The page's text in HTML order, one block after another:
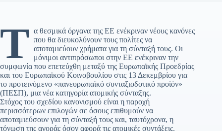
Τ α θεσμικά όργανα της ΕΕ ενέκριναν νέους κανόνες
που θα διευκολύνουν τους πολίτες να
αποταμιεύουν χρήματα για τη σύνταξή τους. Οι
μόνιμοι αντιπρόσωποι στην ΕΕ ενέκριναν την
συμφωνία που επετεύχθη μεταξύ της Ευρωπαϊκής Προεδρίας
και του Ευρωπαϊκού Κοινοβουλίου στις 13 Δεκεμβρίου για
το προτεινόμενο «πανευρωπαϊκό συνταξιοδοτικό προϊόν»
(ΠΕΣΠ), μια νέα κατηγορία ατομικής σύνταξης.
Στόχος του σχεδίου κανονισμού είναι η παροχή
περισσότερων επιλογών σε όσους επιθυμούν να
αποταμιεύσουν για τη σύνταξή τους και, ταυτόχρονα, η
τόνωση της αγοράς όσον αφορά τις ατομικές συντάξεις.